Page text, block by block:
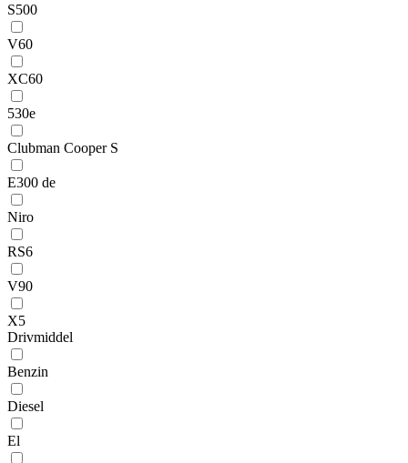
S500
V60
XC60
530e
Clubman Cooper S
E300 de
Niro
RS6
V90
X5
Drivmiddel
Benzin
Diesel
El